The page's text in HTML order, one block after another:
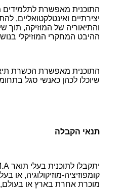
התוכנית מאפשרת לתלמידים
יצירתיים ואינטלקטואליים,
והתיאוריה של המוזיקה, תוך
ההיבט המחקרי המוזיקלי
התוכנית מאפשרת הכשרת
שיוכלו לכהן כאנשי סגל
תנאי הקבלה
קומפוזיציה-מוזיקולוגיה, או
מוכרת אחרת בארץ או